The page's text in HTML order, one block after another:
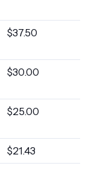
$37.50
$30.00
$25.00
$21.43